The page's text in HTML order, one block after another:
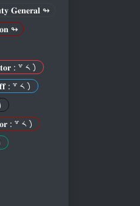
𝐆𝐞𝐧𝐞𝐫𝐚𝐥 ↬
↬
: ꒷ ༨㇁
: ꒷ ༨㇁
: ꒷ ༨㇁